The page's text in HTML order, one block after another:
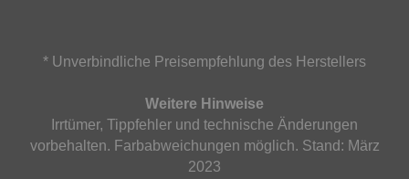
* Unverbindliche Preisempfehlung des Herstellers
Weitere Hinweise
Irrtümer, Tippfehler und technische Änderungen
vorbehalten. Farbabweichungen möglich. Stand: März
2023